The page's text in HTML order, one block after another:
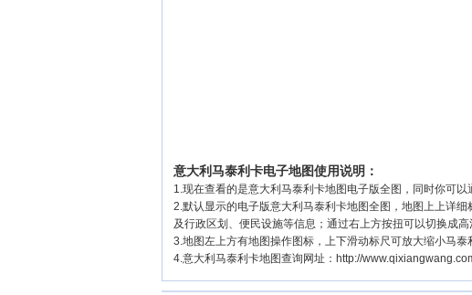
意大利马泰利卡电子地图使用说明：
1.现在查看的是意大利马泰利卡地图电子版全图，同时你可
2.默认显示的电子版意大利马泰利卡地图全图，地图上上详
及行政区划、便民设施等信息；通过右上方按扭可以切换成高
3.地图左上方有地图操作图标，上下滑动标尺可放大缩小马
4.意大利马泰利卡地图查询网址：http://